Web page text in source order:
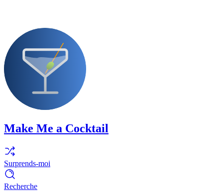
Make Me a Cocktail
Surprends-moi
Recherche